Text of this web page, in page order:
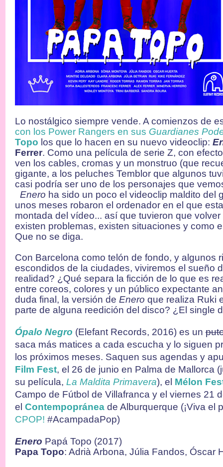
Lo nostálgico siempre vende. A comienzos de
con los Power Rangers en sus Guardianes
Topo los que lo hacen en su nuevo videoclip:
Ferrer. Como una película de serie Z, con
ven los cables, cromas y un monstruo (que
gigante, a los peluches Temblor que algunos
casi podría ser uno de los personajes que
Enero ha sido un poco el videoclip maldito del
unos meses robaron el ordenador en el que
montada del vídeo... así que tuvieron que
existen problemas, existen situaciones y como
Que no se diga.
Con Barcelona como telón de fondo, y algunos
escondidos de la ciudades, viviremos el sueño
realidad? ¿Qué separa la ficción de lo que es
entre coreos, colores y un público expectante
duda final, la versión de Enero que realiza Ruki
parte de alguna reedición del disco? ¿El single
Ópalo Negro (Elefant Records, 2016) es un
saca más matices a cada escucha y lo siguen
los próximos meses. Saquen sus agendas y
Film Fest, el 26 de junio en Palma de Mallorca
su película, La Maldita Primavera), el Mélon
Campo de Fútbol de Villafranca y el viernes 21
el Contempopráneade Alburquerque (¡Viva el
CPOP! #AcampadaPop)
Enero Papá Topo (2017)
Papa Topo: Adrià Arbona, Júlia Fandos, Óscar